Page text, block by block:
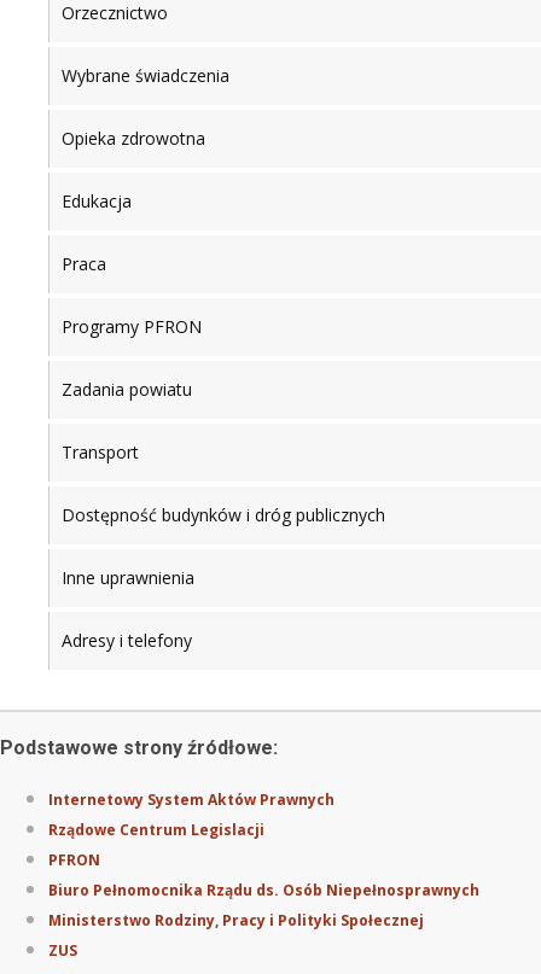
Orzecznictwo
Wybrane świadczenia
Opieka zdrowotna
Edukacja
Praca
Programy PFRON
Zadania powiatu
Transport
Dostępność budynków i dróg publicznych
Inne uprawnienia
Adresy i telefony
Podstawowe strony źródłowe:
Internetowy System Aktów Prawnych
Rządowe Centrum Legislacji
PFRON
Biuro Pełnomocnika Rządu ds. Osób Niepełnosprawnych
Ministerstwo Rodziny, Pracy i Polityki Społecznej
ZUS